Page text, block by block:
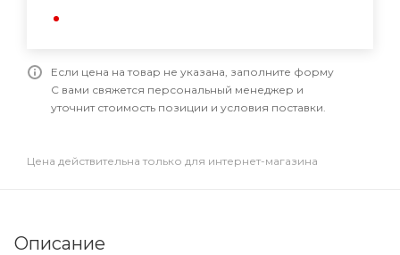
Если цена на товар не указана, заполните форму
С вами свяжется персональный менеджер и
уточнит стоимость позиции и условия поставки.
Цена действительна только для интернет-магазина
Описание